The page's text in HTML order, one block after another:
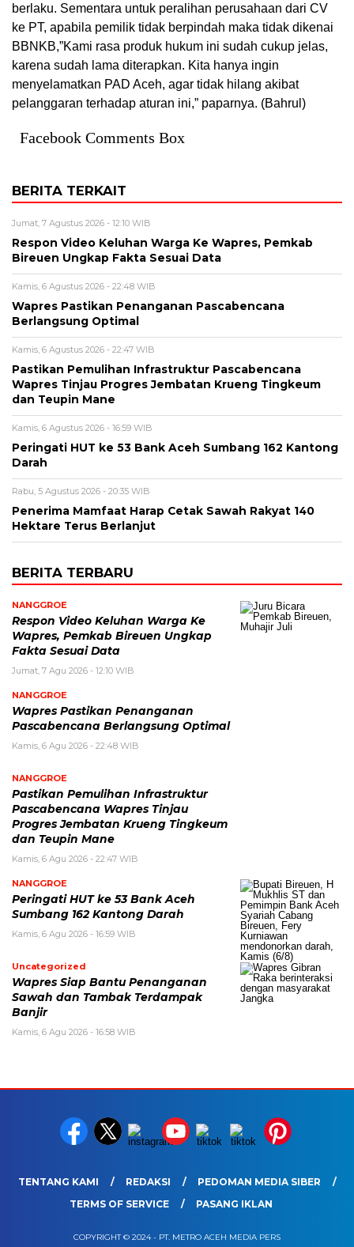
berlaku. Sementara untuk peralihan perusahaan dari CV
ke PT, apabila pemilik tidak berpindah maka tidak dikenai
BBNKB,”Kami rasa produk hukum ini sudah cukup jelas,
karena sudah lama diterapkan. Kita hanya ingin
menyelamatkan PAD Aceh, agar tidak hilang akibat
pelanggaran terhadap aturan ini,” paparnya. (Bahrul)
Facebook Comments Box
BERITA TERKAIT
Jumat, 7 Agustus 2026 - 12:10 WIB
Respon Video Keluhan Warga Ke Wapres, Pemkab
Bireuen Ungkap Fakta Sesuai Data
Kamis, 6 Agustus 2026 - 22:48 WIB
Wapres Pastikan Penanganan Pascabencana
Berlangsung Optimal
Kamis, 6 Agustus 2026 - 22:47 WIB
Pastikan Pemulihan Infrastruktur Pascabencana
Wapres Tinjau Progres Jembatan Krueng Tingkeum
dan Teupin Mane
Kamis, 6 Agustus 2026 - 16:59 WIB
Peringati HUT ke 53 Bank Aceh Sumbang 162 Kantong
Darah
Rabu, 5 Agustus 2026 - 20:35 WIB
Penerima Mamfaat Harap Cetak Sawah Rakyat 140
Hektare Terus Berlanjut
BERITA TERBARU
NANGGROE
Respon Video Keluhan Warga Ke
Wapres, Pemkab Bireuen Ungkap
Fakta Sesuai Data
Jumat, 7 Agu 2026 - 12:10 WIB
NANGGROE
Wapres Pastikan Penanganan
Pascabencana Berlangsung Optimal
Kamis, 6 Agu 2026 - 22:48 WIB
NANGGROE
Pastikan Pemulihan Infrastruktur
Pascabencana Wapres Tinjau
Progres Jembatan Krueng Tingkeum
dan Teupin Mane
Kamis, 6 Agu 2026 - 22:47 WIB
NANGGROE
Peringati HUT ke 53 Bank Aceh
Sumbang 162 Kantong Darah
Kamis, 6 Agu 2026 - 16:59 WIB
Uncategorized
Wapres Siap Bantu Penanganan
Sawah dan Tambak Terdampak
Banjir
Kamis, 6 Agu 2026 - 16:58 WIB
TENTANG KAMI REDAKSI
PEDOMAN MEDIA SIBER
TERMS OF SERVICE
PASANG IKLAN
COPYRIGHT © 2024 - PT. METRO ACEH MEDIA PERS